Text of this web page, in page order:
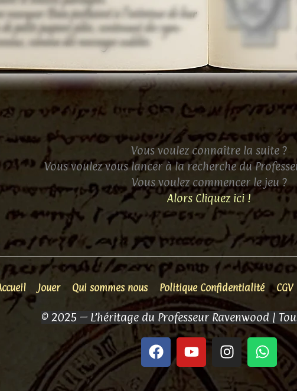
Vous voulez connaître la suite ?
Vous voulez vous lancer à la recherche du
Vous voulez commencer le jeu ?
Alors Cliquez ici !
Jouer Qui sommes nous Politique Confidentialité CGV
© 2025 – L’héritage du Professeur Ravenwood |
F
a
c
Y
o
u
I
n
s
W
h
a